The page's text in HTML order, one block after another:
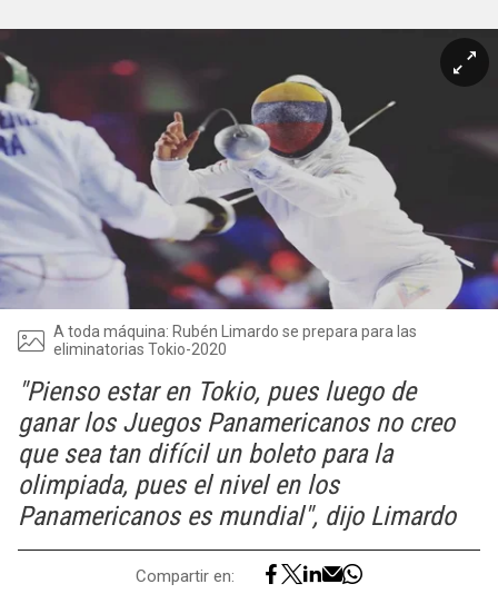
A toda máquina: Rubén Limardo se prepara para las
eliminatorias Tokio-2020
"Pienso estar en Tokio, pues luego de
ganar los Juegos Panamericanos no creo
que sea tan difícil un boleto para la
olimpiada, pues el nivel en los
Panamericanos es mundial", dijo Limardo
Compartir en: